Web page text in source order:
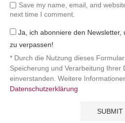
Save my name, email, and
next time I comment.
Ja, ich abonniere den Newsletter,
zu verpassen!
* Durch die Nutzung dieses
Speicherung und Verarbeitung Ihrer
einverstanden. Weitere
Datenschutzerklärung